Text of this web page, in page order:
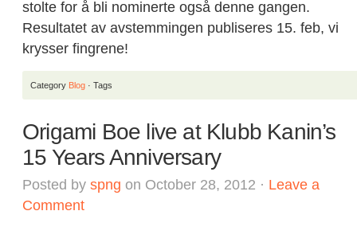
stolte for å bli nominerte også denne gangen.
Resultatet av avstemmingen publiseres 15. feb, vi
krysser fingrene!
Category Blog · Tags
Origami Boe live at Klubb Kanin’s
15 Years Anniversary
Posted by spng on October 28, 2012 · Leave a
Comment